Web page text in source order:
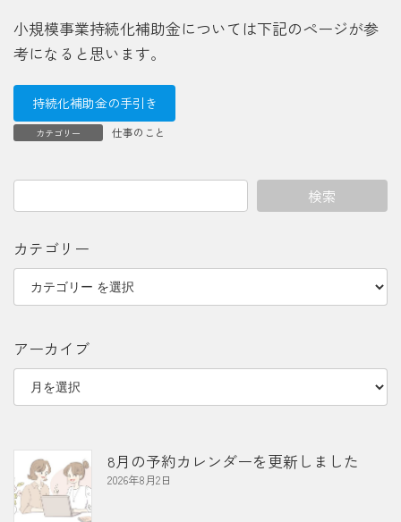
小規模事業持続化補助金については下記のページが参
考になると思います。
持続化補助金の手引き
カテゴリー 仕事のこと
検索
カテゴリー
アーカイブ
8月の予約カレンダーを更新しました
2026年8月2日